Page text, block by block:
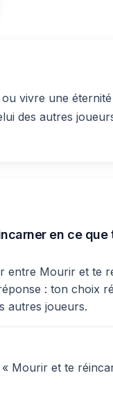
vivre une
des autres
en ce que
entre Mourir et te
: ton choix
autres joueurs.
Mourir et te